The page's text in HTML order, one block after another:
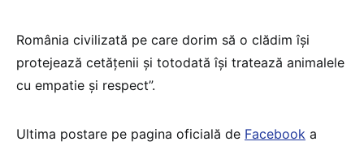
România civilizată pe care dorim să o clădim își
protejează cetățenii și totodată își tratează animalele
cu empatie și respect”.
Ultima postare pe pagina oficială de Facebook a